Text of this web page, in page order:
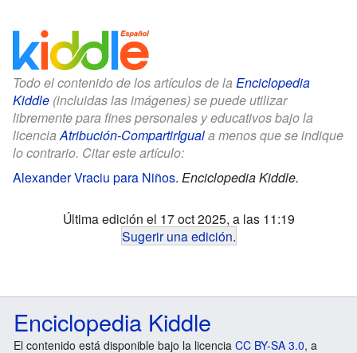
Todo el contenido de los artículos de la Enciclopedia
Kiddle (incluidas las imágenes) se puede utilizar
libremente para fines personales y educativos bajo la
licencia Atribución-CompartirIguala menos que se indique
lo contrario. Citar este artículo:
Alexander Vraciu para Niños. Enciclopedia Kiddle.
Última edición el 17 oct 2025, a las 11:19
Sugerir una edición.
Enciclopedia Kiddle
El contenido está disponible bajo la licencia CC BY-SA 3.0, a